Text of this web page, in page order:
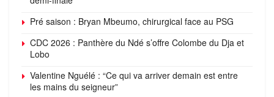
Pré saison : Bryan Mbeumo, chirurgical face au PSG
CDC 2026 : Panthère du Ndé s’offre Colombe du Dja et
Lobo
Valentine Nguélé : “Ce qui va arriver demain est entre
les mains du seigneur”